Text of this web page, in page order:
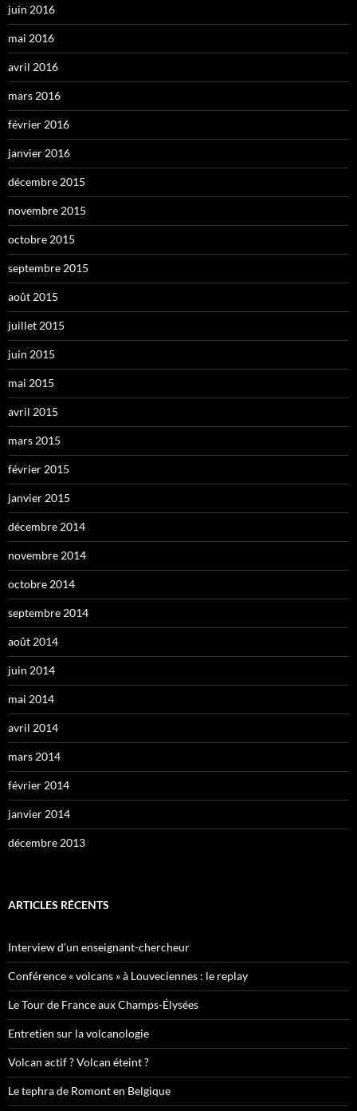
juin 2016
mai 2016
avril 2016
mars 2016
février 2016
janvier 2016
décembre 2015
novembre 2015
octobre 2015
septembre 2015
août 2015
juillet 2015
juin 2015
mai 2015
avril 2015
mars 2015
février 2015
janvier 2015
décembre 2014
novembre 2014
octobre 2014
septembre 2014
août 2014
juin 2014
mai 2014
avril 2014
mars 2014
février 2014
janvier 2014
décembre 2013
ARTICLES RÉCENTS
Interview d’un enseignant-chercheur
Conférence « volcans » à Louveciennes : le replay
Le Tour de France aux Champs-Élysées
Entretien sur la volcanologie
Volcan actif ? Volcan éteint ?
Le tephra de Romont en Belgique